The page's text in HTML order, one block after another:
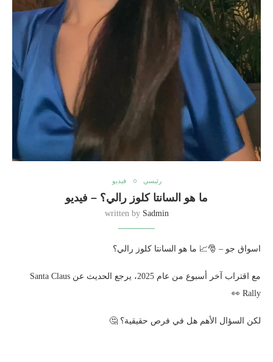
رئيسي فيديو
ما هو السانتا كلوز رالي؟ – فيديو
written by Sadmin
اسواق جو – 🎅📈 ما هو السانتا كلوز رالي؟
مع اقتراب آخر أسبوع من عام 2025، يرجع الحديث عن Santa Claus
Rally 👀
لكن السؤال الأهم هل في فرص حقيقية؟ 🤔